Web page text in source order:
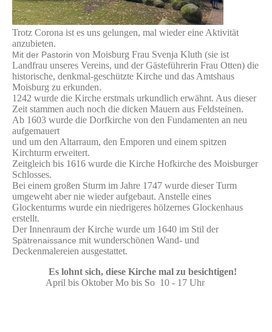
Trotz Corona ist es uns gelungen, mal wieder eine Aktivität
anzubieten.
Mit der Pastorin von Moisburg Frau Svenja Kluth (sie ist
Landfrau unseres Vereins, und der Gästeführerin Frau Otten) die
historische, denkmal-geschützte Kirche und das Amtshaus
Moisburg zu erkunden.
1242 wurde die Kirche erstmals urkundlich erwähnt. Aus dieser
Zeit stammen auch noch die dicken Mauern aus Feldsteinen.
Ab 1603 wurde die Dorfkirche von den Fundamenten an neu
aufgemauert
und um den Altarraum, den Emporen und einem spitzen
Kirchturm erweitert.
Zeitgleich bis 1616 wurde die Kirche Hofkirche des Moisburger
Schlosses.
Bei einem großen Sturm im Jahre 1747 wurde dieser Turm
umgeweht aber nie wieder aufgebaut. Anstelle eines
Glockenturms wurde ein niedrigeres hölzernes Glockenhaus
erstellt.
Der Innenraum der Kirche wurde um 1640 im Stil der
Spätrenaissance mit wunderschönen Wand- und
Deckenmalereien ausgestattet.
Es lohnt sich, diese Kirche mal zu besichtigen!
April bis Oktober Mo bis So 10 - 17 Uhr